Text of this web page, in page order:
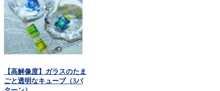
【高解像度】ガラスのたま
ごと透明なキューブ（3パ